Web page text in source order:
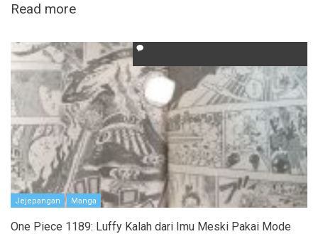
Read more
Jejepangan Manga
One Piece 1189: Luffy Kalah dari Imu Meski Pakai Mode